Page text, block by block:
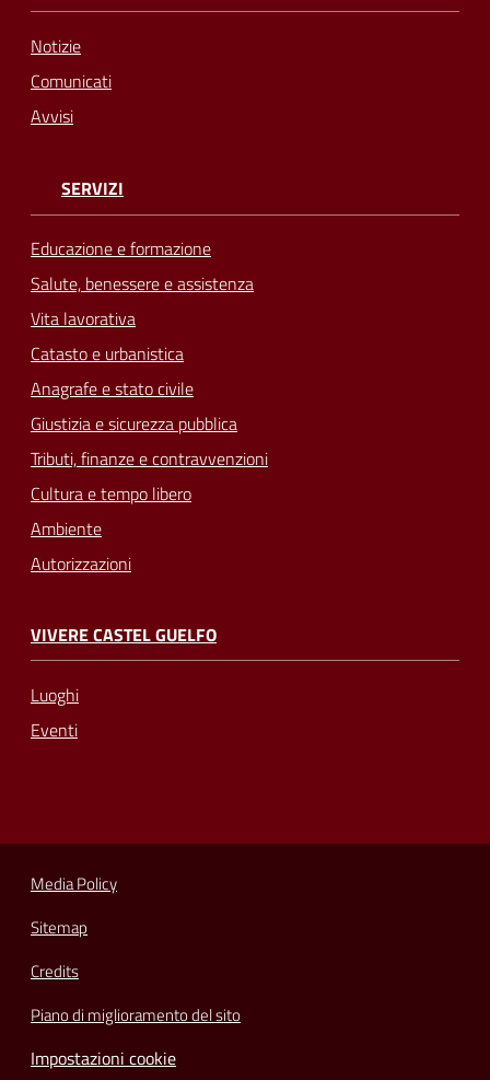
Notizie
Comunicati
Avvisi
SERVIZI
Educazione e formazione
Salute, benessere e assistenza
Vita lavorativa
Catasto e urbanistica
Anagrafe e stato civile
Giustizia e sicurezza pubblica
Tributi, finanze e contravvenzioni
Cultura e tempo libero
Ambiente
Autorizzazioni
VIVERE CASTEL GUELFO
Luoghi
Eventi
Media Policy
Sitemap
Credits
Piano di miglioramento del sito
Impostazioni cookie